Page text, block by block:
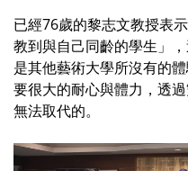
已經76歲的黎志文教授表
教到與自己同齡的學生」
是其他藝術大學所沒有的
要很大的耐心與體力，透
無法取代的。